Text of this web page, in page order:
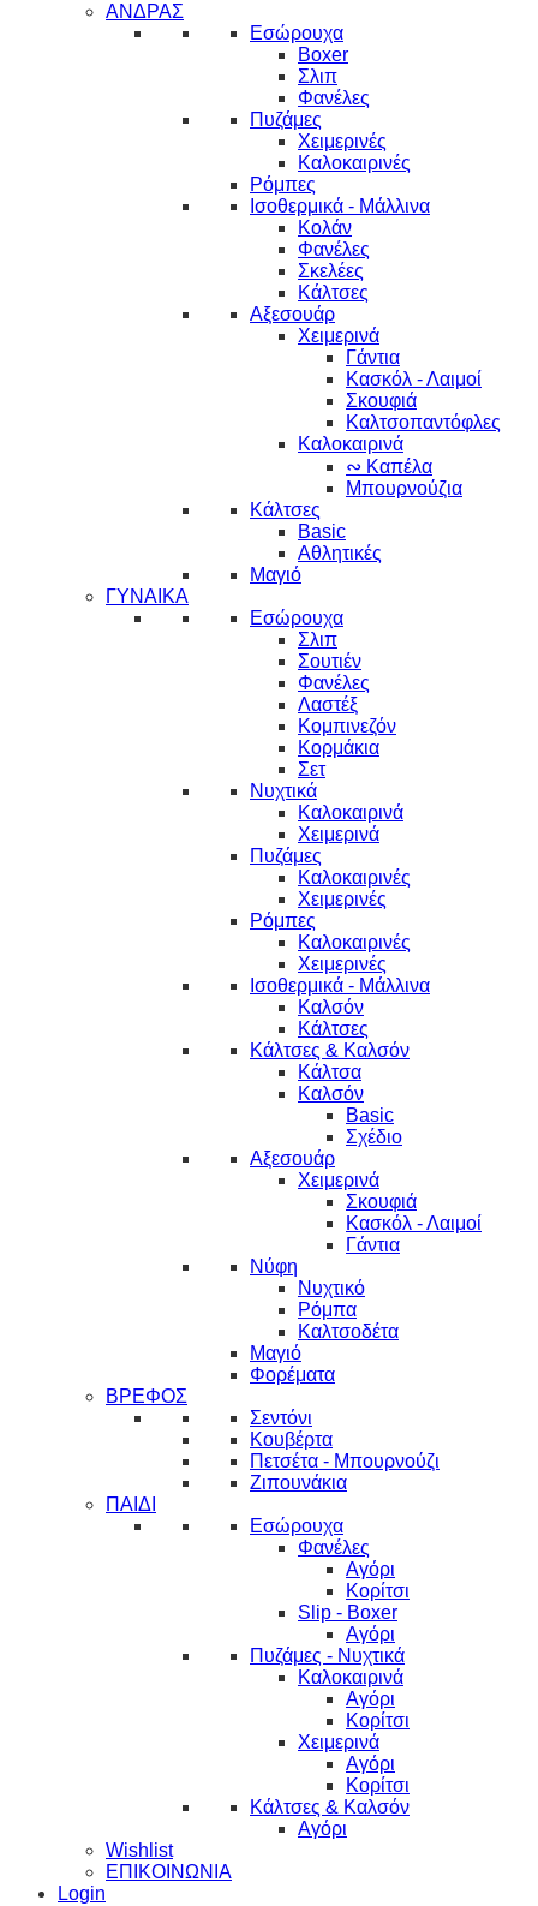
ΑΝΔΡΑΣ
Εσώρουχα
Boxer
Σλιπ
Φανέλες
Πυζάμες
Χειμερινές
Καλοκαιρινές
Ρόμπες
Ισοθερμικά - Μάλλινα
Κολάν
Φανέλες
Σκελέες
Κάλτσες
Αξεσουάρ
Χειμερινά
Γάντια
Κασκόλ - Λαιμοί
Σκουφιά
Καλτσοπαντόφλες
Καλοκαιρινά
∾ Καπέλα
Μπουρνούζια
Κάλτσες
Basic
Αθλητικές
Μαγιό
ΓΥΝΑΙΚΑ
Εσώρουχα
Σλιπ
Σουτιέν
Φανέλες
Λαστέξ
Κομπινεζόν
Κορμάκια
Σετ
Νυχτικά
Καλοκαιρινά
Χειμερινά
Πυζάμες
Καλοκαιρινές
Χειμερινές
Ρόμπες
Καλοκαιρινές
Χειμερινές
Ισοθερμικά - Μάλλινα
Καλσόν
Κάλτσες
Κάλτσες & Καλσόν
Κάλτσα
Καλσόν
Basic
Σχέδιο
Αξεσουάρ
Χειμερινά
Σκουφιά
Κασκόλ - Λαιμοί
Γάντια
Νύφη
Νυχτικό
Ρόμπα
Καλτσοδέτα
Μαγιό
Φορέματα
ΒΡΕΦΟΣ
Σεντόνι
Κουβέρτα
Πετσέτα - Μπουρνούζι
Ζιπουνάκια
ΠΑΙΔΙ
Εσώρουχα
Φανέλες
Αγόρι
Κορίτσι
Slip - Boxer
Αγόρι
Πυζάμες - Νυχτικά
Καλοκαιρινά
Αγόρι
Κορίτσι
Χειμερινά
Αγόρι
Κορίτσι
Κάλτσες & Καλσόν
Αγόρι
Wishlist
ΕΠΙΚΟΙΝΩΝΙΑ
Login